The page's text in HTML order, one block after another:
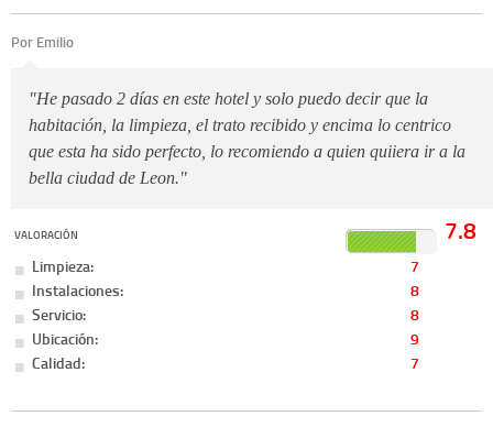
Por Emilio
"He pasado 2 días en este hotel y solo puedo decir que la
habitación, la limpieza, el trato recibido y encima lo centrico
que esta ha sido perfecto, lo recomiendo a quien quiiera ir a la
bella ciudad de Leon."
VALORACIÓN 7.8
Limpieza:
7
Instalaciones:
8
Servicio:
8
Ubicación:
9
Calidad:
7